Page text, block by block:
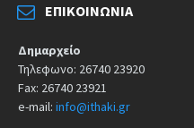
ΕΠΙΚΟΙΝΩΝΊΑ
Δημαρχείο
Τηλεφωνο: 26740 23920
Fax: 26740 23921
e-mail: info@ithaki.gr